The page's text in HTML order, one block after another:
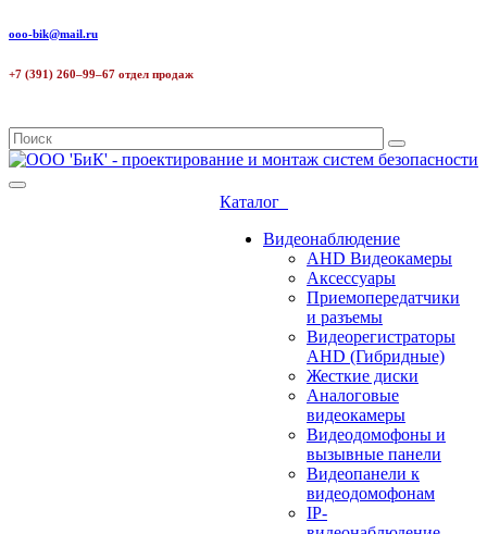
ooo-bik@mail.ru
+7 (391) 260–99–67 отдел продаж
Каталог
Видеонаблюдение
AHD Видеокамеры
Аксессуары
Приемопередатчики
и разъемы
Видеорегистраторы
AHD (Гибридные)
Жесткие диски
Аналоговые
видеокамеры
Видеодомофоны и
вызывные панели
Видеопанели к
видеодомофонам
IP-